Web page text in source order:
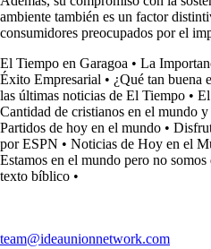
ambiente también es un factor
consumidores preocupados por el
El Tiempo en Garagoa • La
Éxito Empresarial • ¿Qué tan buena
las últimas noticias de El Tiempo •
Cantidad de cristianos en el mundo
Partidos de hoy en el mundo •
por ESPN • Noticias de Hoy en el
Estamos en el mundo pero no
texto bíblico •
team@ideaunionnetwork.com